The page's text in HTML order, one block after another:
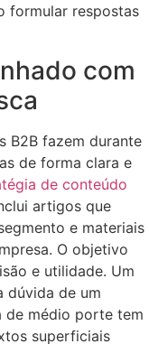
formular respostas
com
B2B fazem durante
de forma clara e
de conteúdo
artigos que
e materiais
O objetivo
e utilidade. Um
dúvida de um
de médio porte tem
superficiais